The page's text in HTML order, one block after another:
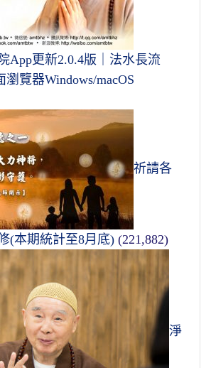
App更新2.0.4版｜法水長流
覽器Windows/macOS
祈請各
(本期統計至8月底) (221,882)
淨